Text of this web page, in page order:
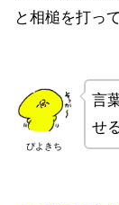
と相槌を打っ
ぴよきち
言
せ